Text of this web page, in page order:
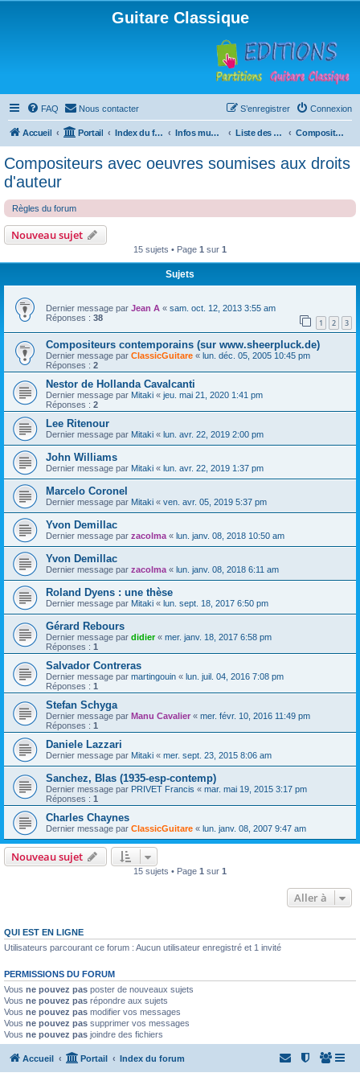
Guitare Classique
FAQ Nous contacter Connexion
S’enregistrer
Accueil Portail Index du forum Infos musicales Liste des compositeurs de musique pour guitare Compositeurs avec oeuvres soumises aux droits d'auteur
Compositeurs avec oeuvres soumises aux droits
d'auteur
Règles du forum
Nouveau sujet
15 sujets • Page 1 sur 1
Sujets
Dernier message par Jean A « sam. oct. 12, 2013 3:55 am
Réponses : 38 1 2 3
Compositeurs contemporains (sur www.sheerpluck.de)
Dernier message par ClassicGuitare « lun. déc. 05, 2005 10:45 pm
Réponses : 2
Nestor de Hollanda Cavalcanti
Dernier message par Mitaki « jeu. mai 21, 2020 1:41 pm
Réponses : 2
Lee Ritenour
Dernier message par Mitaki « lun. avr. 22, 2019 2:00 pm
John Williams
Dernier message par Mitaki « lun. avr. 22, 2019 1:37 pm
Marcelo Coronel
Dernier message par Mitaki « ven. avr. 05, 2019 5:37 pm
Yvon Demillac
Dernier message par zacolma « lun. janv. 08, 2018 10:50 am
Yvon Demillac
Dernier message par zacolma « lun. janv. 08, 2018 6:11 am
Roland Dyens : une thèse
Dernier message par Mitaki « lun. sept. 18, 2017 6:50 pm
Gérard Rebours
Dernier message par didier« mer. janv. 18, 2017 6:58 pm
Réponses : 1
Salvador Contreras
Dernier message par martingouin « lun. juil. 04, 2016 7:08 pm
Réponses : 1
Stefan Schyga
Dernier message par Manu Cavalier « mer. févr. 10, 2016 11:49 pm
Réponses : 1
Daniele Lazzari
Dernier message par Mitaki « mer. sept. 23, 2015 8:06 am
Sanchez, Blas (1935-esp-contemp)
Dernier message par PRIVET Francis « mar. mai 19, 2015 3:17 pm
Réponses : 1
Charles Chaynes
Dernier message par ClassicGuitare « lun. janv. 08, 2007 9:47 am
Nouveau sujet
15 sujets • Page 1 sur 1
Aller à
QUI EST EN LIGNE
Utilisateurs parcourant ce forum : Aucun utilisateur enregistré et 1 invité
PERMISSIONS DU FORUM
Vous ne pouvez pas poster de nouveaux sujets
Vous ne pouvez pas répondre aux sujets
Vous ne pouvez pas modifier vos messages
Vous ne pouvez pas supprimer vos messages
Vous ne pouvez pas joindre des fichiers
Accueil Portail Index du forum